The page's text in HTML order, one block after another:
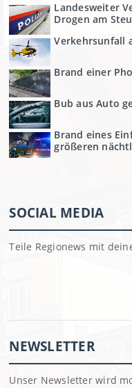
Landesweiter
Drogen am
Verkehrsunfall
Brand einer
Bub aus Auto
Brand eines
größeren
SOCIAL MEDIA
Teile Regionews mit
NEWSLETTER
Unser Newsletter wird